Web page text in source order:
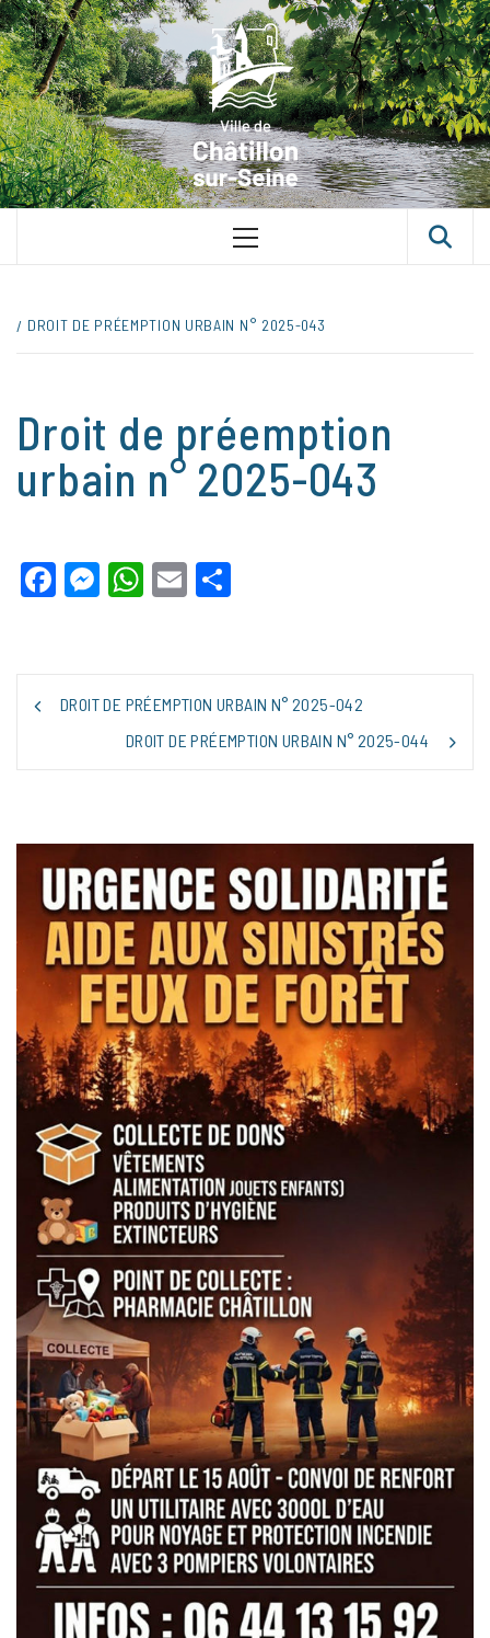
Skip
to
content
VILLE
SUR-SEINE
UNE VILLE DANS UN PARC
Primary
DROIT DE PRÉEMPTION URBAIN N° 2025-043
Droit de préemption
urbain n° 2025-043
Facebook
Messenger
WhatsApp
Email
NAVIGATION
DE
DROIT DE PRÉEMPTION URBAIN N° 2025-042
DROIT DE PRÉEMPTION URBAIN N° 2025-044